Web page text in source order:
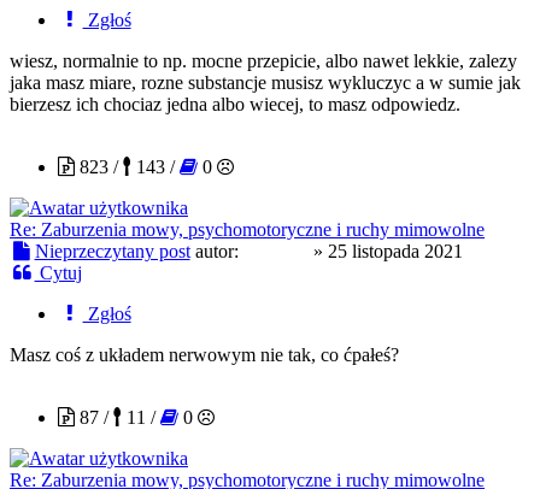
Zgłoś
wiesz, normalnie to np. mocne przepicie, albo nawet lekkie, zalezy
jaka masz miare, rozne substancje musisz wykluczyc a w sumie jak
bierzesz ich chociaz jedna albo wiecej, to masz odpowiedz.
823 /
143 / 0
Re: Zaburzenia mowy, psychomotoryczne i ruchy mimowolne
Nieprzeczytany post autor: » 25 listopada 2021
Cytuj
Zgłoś
Masz coś z układem nerwowym nie tak, co ćpałeś?
87 /
11 / 0
Re: Zaburzenia mowy, psychomotoryczne i ruchy mimowolne